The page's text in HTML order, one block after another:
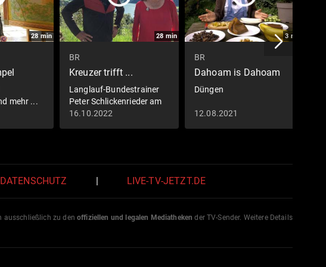
28min
mehr ...
28 min
BR
Kreuzer trifft ...
Langlauf-Bundestrainer
Peter Schlickenrieder am
Schliersee (S05/E02)
16.10.2022
3 min
BR
Dahoam is Dahoam
Düngen
12.08.2021
DATENSCHUTZ LIVE-TV-JETZT.DE
ausschließlich zu den offiziellen und legalen Mediatheken der TV-Sender. Weitere Details